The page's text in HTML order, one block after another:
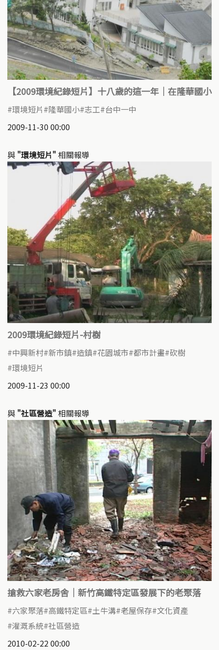
【2009環境紀錄短片】十八歲的這一年｜在隆華國小
環境短片 隆華國小 志工 台中一中
2009-11-30 00:00
與 "環境短片" 相關報導
2009環境紀錄短片-村樹
中興新村 新市鎮 造鎮 花園城市 都市計畫 砍樹
環境短片
2009-11-23 00:00
與 "社區營造" 相關報導
搶救六家老房舍｜新竹高鐵特定區發展下的老聚落
六家聚落 高鐵特定區 土牛溝 老屋保存 文化資產
灌溉系統 社區營造
2010-02-22 00:00